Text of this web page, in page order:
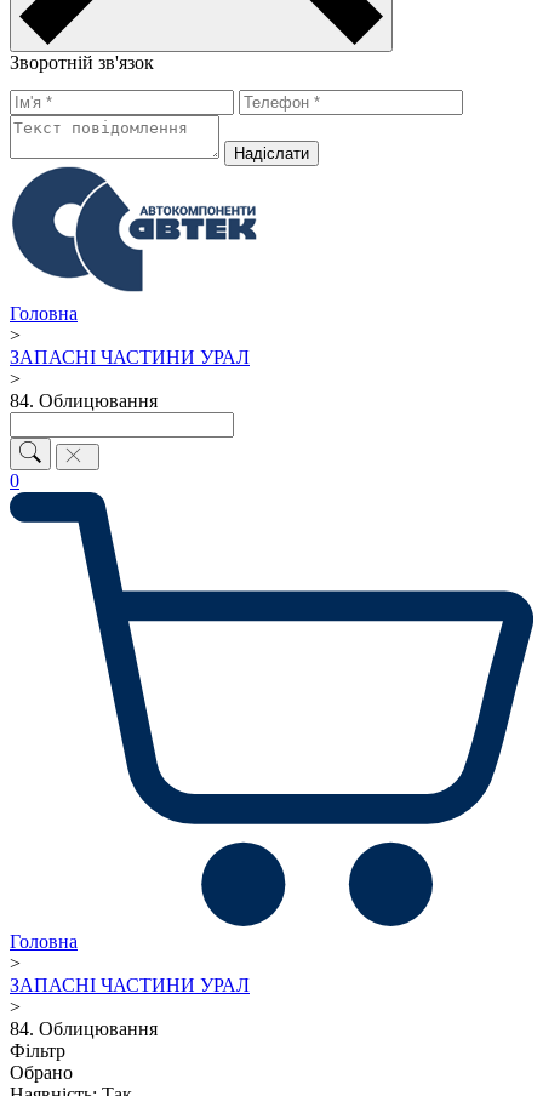
Зворотній зв'язок
Надiслати
Головна
>
ЗАПАСНІ ЧАСТИНИ УРАЛ
>
84. Облицювання
0
Головна
>
ЗАПАСНІ ЧАСТИНИ УРАЛ
>
84. Облицювання
Фільтр
Обрано